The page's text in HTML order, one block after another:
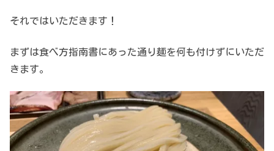
それではいただきます！
まずは食べ方指南書にあった通り麺を何も付けずにいただ
きます。